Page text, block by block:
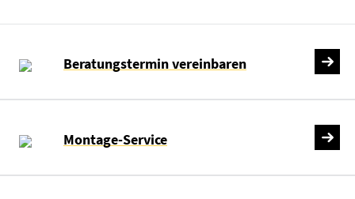
Beratungstermin vereinbaren
Montage-Service